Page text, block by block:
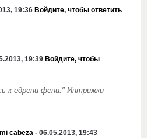
19:36 Войдите, чтобы ответить
19:39 Войдите, чтобы
к едрени фени." Интрижки
cabeza - 06.05.2013, 19:43